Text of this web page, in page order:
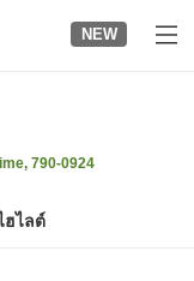
NEW
790-0924
ฮไลต์